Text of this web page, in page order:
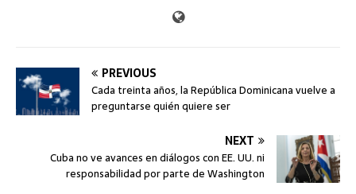
PREVIOUS
Cada treinta años, la República Dominicana vuelve a
preguntarse quién quiere ser
NEXT
Cuba no ve avances en diálogos con EE. UU. ni
responsabilidad por parte de Washington